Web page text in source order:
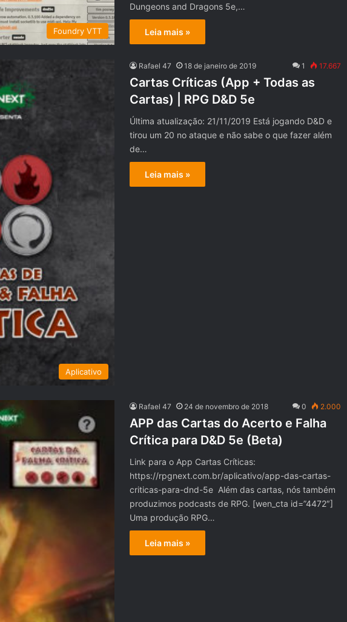
Foundry VTT
Dungeons and Dragons 5e,…
Leia mais »
Aplicativo
Rafael 47 18 de janeiro de 2019 1 17.667
Cartas Críticas (App + Todas as
Cartas) | RPG D&D 5e
Última atualização: 21/11/2019 Está jogando D&D e
tirou um 20 no ataque e não sabe o que fazer além
de…
Leia mais »
Rafael 47 24 de novembro de 2018 0 2.000
APP das Cartas do Acerto e Falha
Crítica para D&D 5e (Beta)
Link para o App Cartas Críticas:
https://rpgnext.com.br/aplicativo/app-das-cartas-
criticas-para-dnd-5e Além das cartas, nós também
produzimos podcasts de RPG. [wen_cta id=”4472″]
Uma produção RPG…
Leia mais »